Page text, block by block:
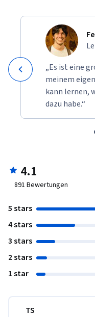
„Es ist eine
meinem
kann lernen,
dazu habe.“
4.1
891 Bewertungen
5 stars
4 stars
3 stars
2 stars
1 star
TS